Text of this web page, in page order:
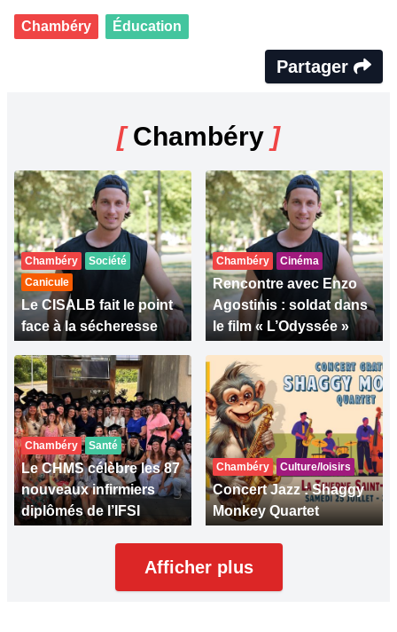
Chambéry Éducation
Partager
[Chambéry ]
Chambéry
Société
Canicule
Le CISALB fait le point
face à la sécheresse
Chambéry Cinéma
Rencontre avec Enzo
Agostinis : soldat dans
le film « L’Odyssée »
Chambéry Santé
Le CHMS célèbre les 87
nouveaux infirmiers
diplômés de l’IFSI
Chambéry Culture/loisirs
Concert Jazz : Shaggy
Monkey Quartet
Afficher plus